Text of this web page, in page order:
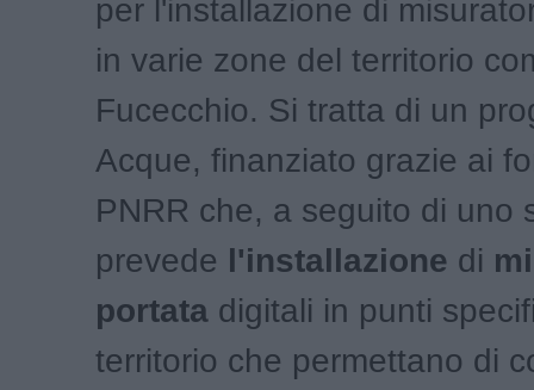
per l'installazione di
in varie zone del territorio
Fucecchio. Si tratta di un
Acque, finanziato grazie ai
PNRR che, a seguito di uno
prevede l'installazione di
portata digitali in punti
territorio che permettano di